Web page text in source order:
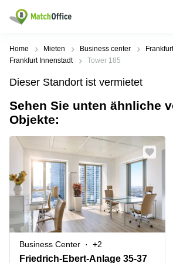
Mieten / Vermieten
Produktseiten
Büro
mieten
center
Coworking
Space
Seminarraum
Virtuelles
Büro
Beliebte
Städte
Büro
mieten
Geschäftsadresse
Hamburg
Geschäftsadresse
mieten
Düsseldorf
Geschäftsadresse
Stuttgart
Büro
Beliebte
Suchanfragen
Regus
Dortmund
Ruhrallee
Dortmund
Office Club
Ballindamm
3
Rahel-
Hirsch-
Straße
Hilfe
Über uns
Büro vermieten
Preis
Log-in
Home Mieten Business center
Frankfurt
Frankfurt Innenstadt
Tower 185
Dieser Standort ist vermietet
Sehen Sie unten ähnliche
Objekte:
Business Center +2
Friedrich-Ebert-Anlage 35-37